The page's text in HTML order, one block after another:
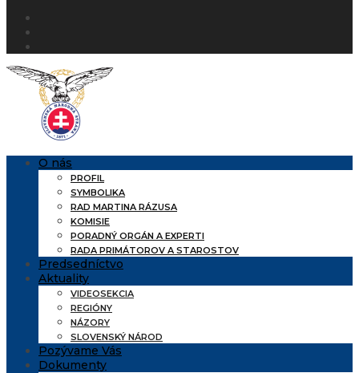
O nás
PROFIL
SYMBOLIKA
RAD MARTINA RÁZUSA
KOMISIE
PORADNÝ ORGÁN A EXPERTI
RADA PRIMÁTOROV A STAROSTOV
Predsedníctvo
Aktuality
VIDEOSEKCIA
REGIÓNY
NÁZORY
SLOVENSKÝ NÁROD
Pozývame Vás
Dokumenty